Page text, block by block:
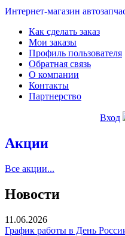
Интернет-магазин
Как сделать заказ
Мои заказы
Профиль пользователя
Обратная связь
О компании
Контакты
Партнерство
Вход
Акции
Все акции...
Новости
11.06.2026
График работы в День